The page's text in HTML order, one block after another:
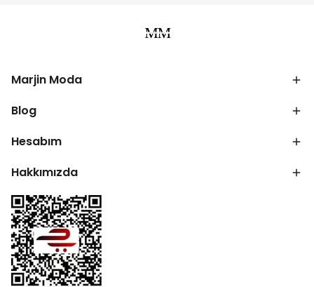
Marjin Moda
Blog
Hesabım
Hakkımızda